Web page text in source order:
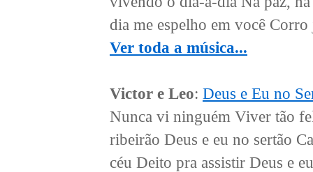
dia me espelho em você
Ver toda a música...
Victor e Leo: Deus e Eu no
Nunca vi ninguém Viver tão
ribeirão Deus e eu no sertão
céu Deito pra assistir Deus e